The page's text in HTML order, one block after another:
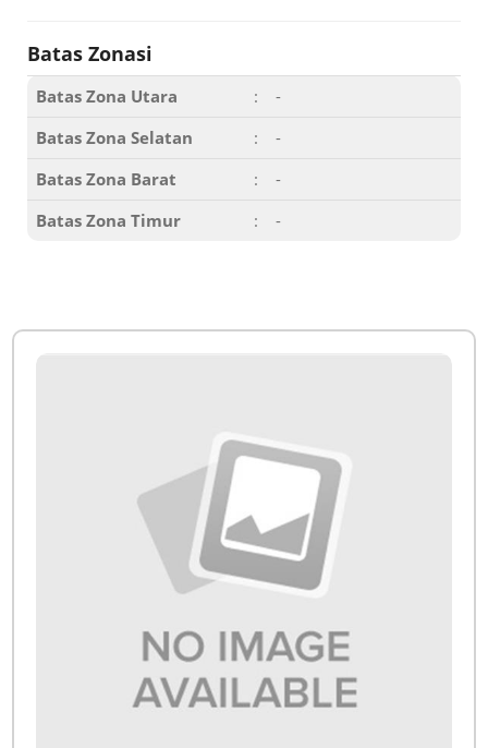
Batas Zonasi
Batas Zona Utara :
-
Batas Zona Selatan
:
-
Batas Zona Barat
:
-
Batas Zona Timur
: -